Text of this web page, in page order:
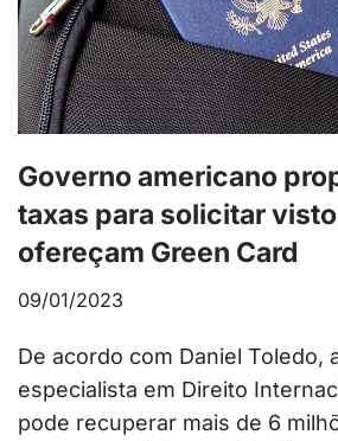
Governo americano
taxas para solicitar
ofereçam Green Card
09/01/2023
De acordo com Daniel Toledo,
especialista em Direito
pode recuperar mais de 6